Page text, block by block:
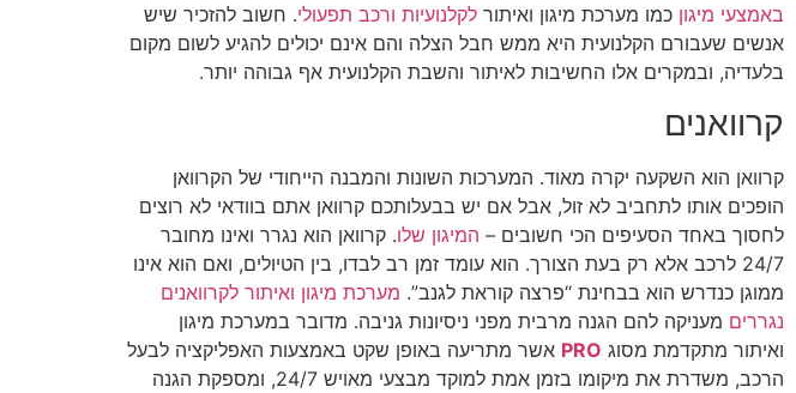
באמצעי מיגון כמו מערכת מיגון ואיתור לקלנועיות ורכב תפעולי. חשוב להזכיר שיש
אנשים שעבורם הקלנועית היא ממש חבל הצלה והם אינם יכולים להגיע לשום מקום
בלעדיה, ובמקרים אלו החשיבות לאיתור והשבת הקלנועית אף גבוהה יותר.
קרוואנים
קרוואן הוא השקעה יקרה מאוד. המערכות השונות והמבנה הייחודי של הקרוואן
הופכים אותו לתחביב לא זול, אבל אם יש בבעלותכם קרוואן אתם בוודאי לא רוצים
לחסוך באחד הסעיפים הכי חשובים – המיגון שלו. קרוואן הוא נגרר ואינו מחובר
24/7 לרכב אלא רק בעת הצורך. הוא עומד זמן רב לבדו, בין הטיולים, ואם הוא אינו
ממוגן כנדרש הוא בבחינת “פרצה קוראת לגנב”. מערכת מיגון ואיתור לקרוואנים
נגררים מעניקה להם הגנה מרבית מפני ניסיונות גניבה. מדובר במערכת מיגון
ואיתור מתקדמת מסוג PRO אשר מתריעה באופן שקט באמצעות האפליקציה לבעל
הרכב, משדרת את מיקומו בזמן אמת למוקד מבצעי מאויש 24/7, ומספקת הגנה